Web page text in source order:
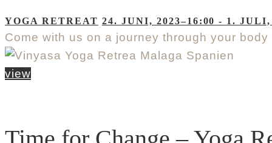
YOGA RETREAT 24. JUNI, 2023–16:00 - 1. JULI,
Come with us on a journey through your
view